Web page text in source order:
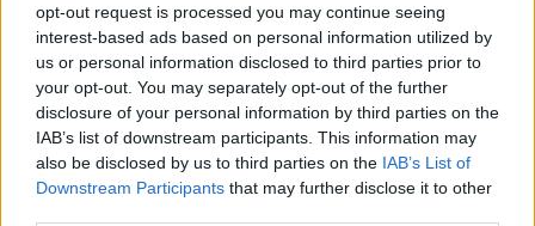
opt-out request is processed you may continue seeing
interest-based ads based on personal information utilized by
us or personal information disclosed to third parties prior to
your opt-out. You may separately opt-out of the further
disclosure of your personal information by third parties on the
IAB’s list of downstream participants. This information may
also be disclosed by us to third parties on the IAB’s List of
Downstream Participants that may further disclose it to other